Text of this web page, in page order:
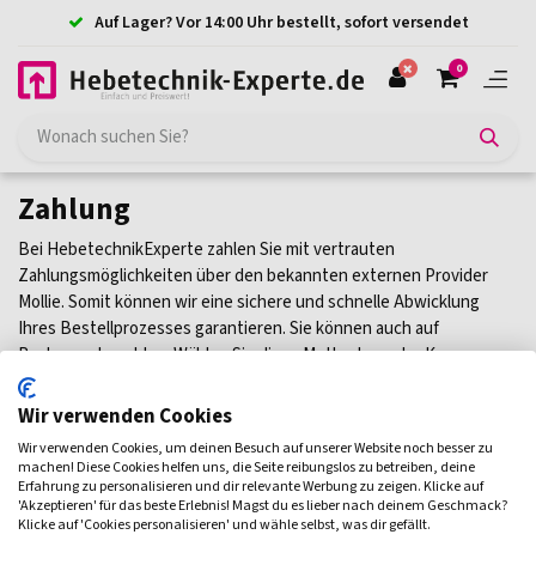
Auf Lager? Vor 14:00 Uhr bestellt, sofort versendet
0
Zahlung
Bei HebetechnikExperte zahlen Sie mit vertrauten
Zahlungsmöglichkeiten über den bekannten externen Provider
Mollie. Somit können wir eine sichere und schnelle Abwicklung
Ihres Bestellprozesses garantieren. Sie können auch auf
Rechnung bezahlen. Wählen Sie diese Methode an der Kasse
oder
Wir verwenden Cookies
Wir verwenden Cookies, um deinen Besuch auf unserer Website noch besser zu
machen! Diese Cookies helfen uns, die Seite reibungslos zu betreiben, deine
Erfahrung zu personalisieren und dir relevante Werbung zu zeigen. Klicke auf
'Akzeptieren' für das beste Erlebnis! Magst du es lieber nach deinem Geschmack?
Klicke auf 'Cookies personalisieren' und wähle selbst, was dir gefällt.